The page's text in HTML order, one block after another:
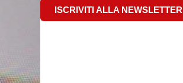
ISCRIVITI ALLA NEWSLETTER